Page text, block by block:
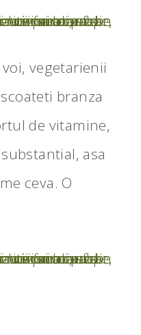
vegetarienii
branza
de vitamine,
asa
ceva. O